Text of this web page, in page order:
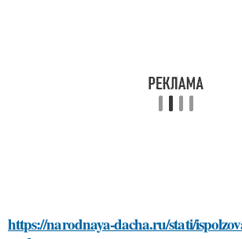
https://narodnaya-dacha.ru/stati/